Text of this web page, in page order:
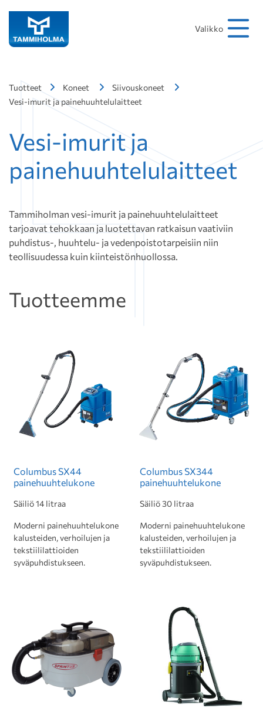
Valikko
Tuotteet Koneet
Siivouskoneet
Vesi-imurit ja painehuuhtelulaitteet
Vesi-imurit ja
painehuuhtelulaitteet
Tammiholman vesi-imurit ja painehuuhtelulaitteet
tarjoavat tehokkaan ja luotettavan ratkaisun vaativiin
puhdistus-, huuhtelu- ja vedenpoistotarpeisiin niin
teollisuudessa kuin kiinteistönhuollossa.
Tuotteemme
Columbus SX44
painehuuhtelukone
Säiliö 14 litraa
Moderni painehuuhtelukone
kalusteiden, verhoilujen ja
tekstiililattioiden
syväpuhdistukseen.
Columbus SX344
painehuuhtelukone
Säiliö 30 litraa
Moderni painehuuhtelukone
kalusteiden, verhoilujen ja
tekstiililattioiden
syväpuhdistukseen.